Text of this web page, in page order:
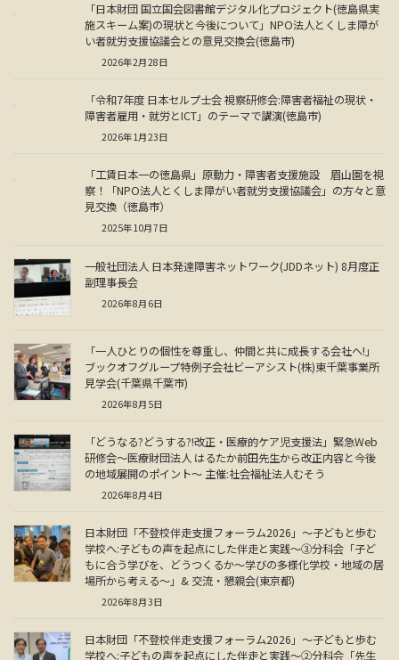
「日本財団 国立国会図書館デジタル化プロジェクト(徳島県実
施スキーム案)の現状と今後について」NPO法人とくしま障が
い者就労支援協議会との意見交換会(徳島市)
2026年2月28日
「令和7年度 日本セルプ士会 視察研修会:障害者福祉の現状・
障害者雇用・就労とICT」のテーマで講演(徳島市)
2026年1月23日
「工賃日本一の徳島県」原動力・障害者支援施設 眉山園を視
察！「NPO法人とくしま障がい者就労支援協議会」の方々と意
見交換（徳島市）
2025年10月7日
一般社団法人 日本発達障害ネットワーク(JDDネット) 8月度正
副理事長会
2026年8月6日
「一人ひとりの個性を尊重し、仲間と共に成長する会社へ!」
ブックオフグループ特例子会社ビーアシスト(株)東千葉事業所
見学会(千葉県千葉市)
2026年8月5日
「どうなる?どうする?!改正・医療的ケア児支援法」緊急Web
研修会～医療財団法人 はるたか前田先生から改正内容と今後
の地域展開のポイント～ 主催:社会福祉法人むそう
2026年8月4日
日本財団「不登校伴走支援フォーラム2026」～子どもと歩む
学校へ:子どもの声を起点にした伴走と実践～③分科会「子ど
もに合う学びを、どうつくるか～学びの多様化学校・地域の居
場所から考える～」& 交流・懇親会(東京都)
2026年8月3日
日本財団「不登校伴走支援フォーラム2026」～子どもと歩む
学校へ:子どもの声を起点にした伴走と実践～②分科会「先生